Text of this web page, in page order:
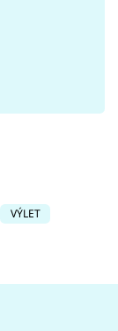
VÝLET